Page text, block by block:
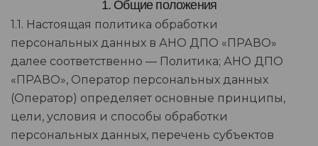
1. Общие положения
1.1. Настоящая политика обработки
персональных данных в АНО ДПО «ПРАВО»
далее соответственно — Политика; АНО ДПО
«ПРАВО», Оператор персональных данных
(Оператор) определяет основные принципы,
цели, условия и способы обработки
персональных данных, перечень субъектов